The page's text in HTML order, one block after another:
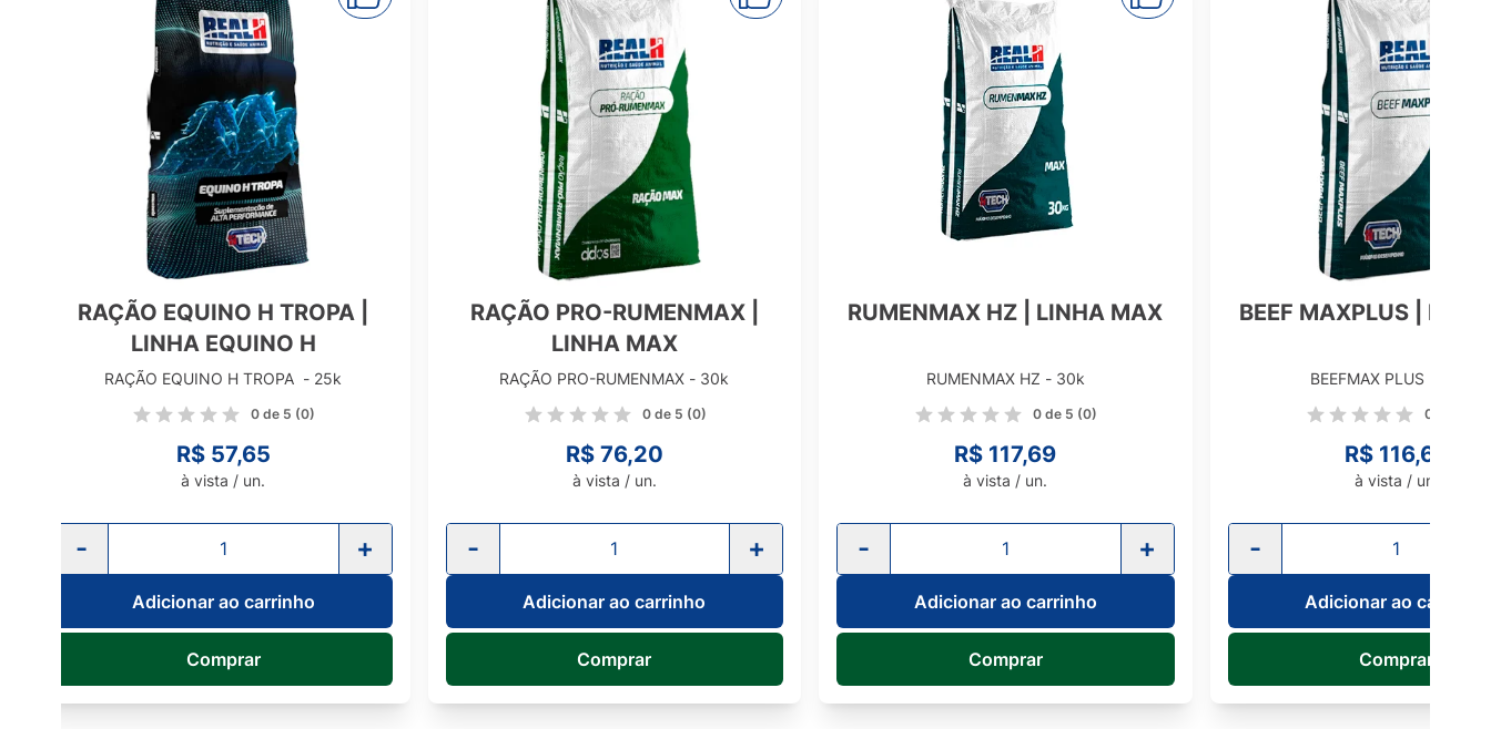
RAÇÃO PRO-RUMENMAX |
LINHA MAX
RAÇÃO PRO-RUMENMAX - 30k
0 de 5
R$ 76,20
à vista / un.
Adicionar ao carrinho
Comprar
RUMENMAX HZ | LINHA MAX
RUMENMAX HZ - 30k
0 de 5
R$ 117,69
à vista / un.
Adicionar ao carrinho
Comprar
BEEF MAXPLUS | LINHA MAX
BEEFMAX PLUS - 30kg
0 de 5
R$ 116,67
à vista / un.
Adicionar ao carrinho
Comprar
BEEFMAX - 30k
R$ 127,72
à vista / un.
Adicionar ao
Comprar